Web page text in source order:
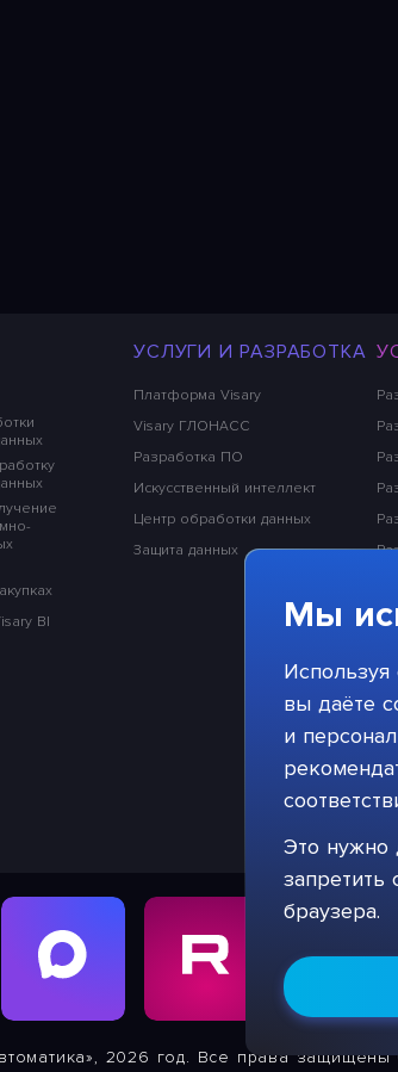
BI
УСЛУГИ И РАЗРАБОТКА
Платформа Visary
Visary ГЛОНАСС
Разработка ПО
Искусственный интеллект
Центр обработки данных
Защита данных
2026 год. Все права
Мы
Используя
вы даёте
и
Это нужно
запретить
браузера.